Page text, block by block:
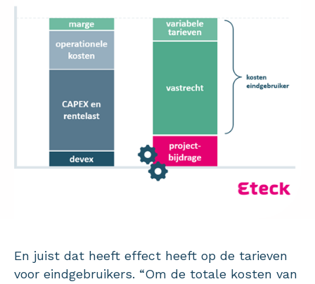
En juist dat heeft effect heeft op de tarieven
voor eindgebruikers. “Om de totale kosten van